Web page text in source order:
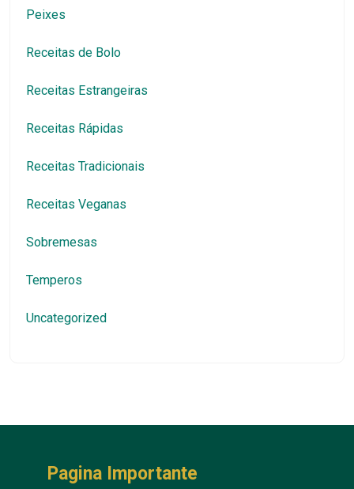
Peixes
Receitas de Bolo
Receitas Estrangeiras
Receitas Rápidas
Receitas Tradicionais
Receitas Veganas
Sobremesas
Temperos
Uncategorized
Pagina Importante